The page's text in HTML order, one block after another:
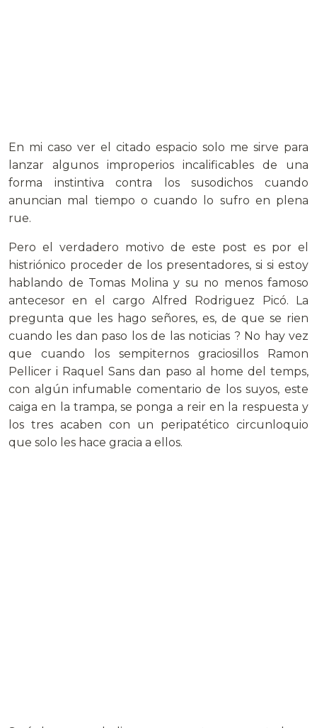
En mi caso ver el citado espacio solo me sirve para
lanzar algunos improperios incalificables de una
forma instintiva contra los susodichos cuando
anuncian mal tiempo o cuando lo sufro en plena
rue.
Pero el verdadero motivo de este post es por el
histriónico proceder de los presentadores, si si estoy
hablando de Tomas Molina y su no menos famoso
antecesor en el cargo Alfred Rodriguez Picó. La
pregunta que les hago señores, es, de que se rien
cuando les dan paso los de las noticias ? No hay vez
que cuando los sempiternos graciosillos Ramon
Pellicer i Raquel Sans dan paso al home del temps,
con algún infumable comentario de los suyos, este
caiga en la trampa, se ponga a reir en la respuesta y
los tres acaben con un peripatético circunloquio
que solo les hace gracia a ellos.